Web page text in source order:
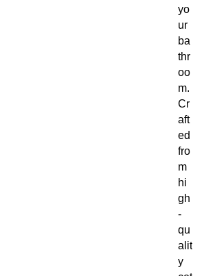
yo
ur
ba
thr
oo
m.
Cr
aft
ed
fro
m
hi
gh
-
qu
alit
y